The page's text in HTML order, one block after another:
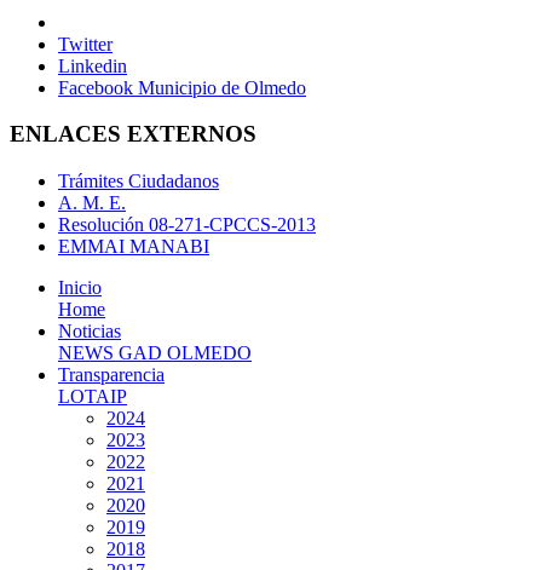
Twitter
Linkedin
Facebook Municipio de Olmedo
ENLACES EXTERNOS
Trámites Ciudadanos
A. M. E.
Resolución 08-271-CPCCS-2013
EMMAI MANABI
Inicio
Home
Noticias
NEWS GAD OLMEDO
Transparencia
LOTAIP
2024
2023
2022
2021
2020
2019
2018